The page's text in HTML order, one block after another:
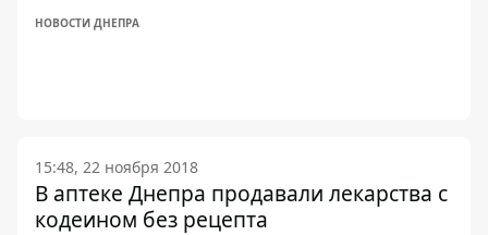
НОВОСТИ ДНЕПРА
15:48, 22 ноября 2018
В аптеке Днепра продавали лекарства с
кодеином без рецепта